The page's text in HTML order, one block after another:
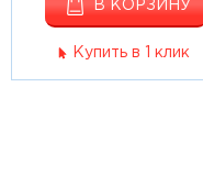
В КОРЗИНУ
Купить в 1 клик